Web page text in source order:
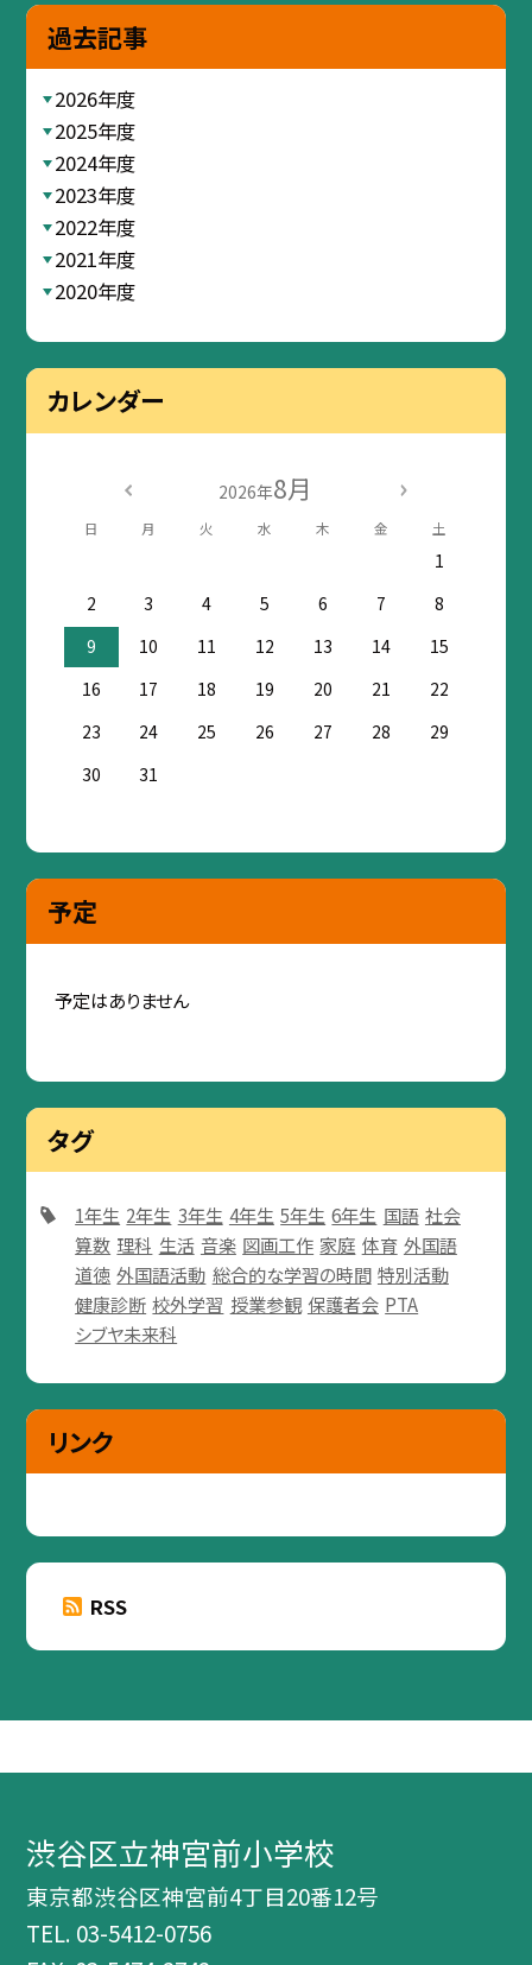
過去記事
2026年度
2025年度
2024年度
2023年度
2022年度
2021年度
2020年度
カレンダー
2026年8月
日 月 火 水 木 金 土
1
2
3 4 5 6 7
8
9
10 11 12 13 14
15
16
17 18 19 20 21
22
23
24 25 26 27 28
29
30
31
予定
予定はありません
タグ
1年生 2年生 3年生 4年生 5年生 6年生 国語 社会
算数 理科 生活 音楽 図画工作 家庭 体育 外国語
道徳 外国語活動 総合的な学習の時間 特別活動
健康診断 校外学習 授業参観 保護者会 PTA
シブヤ未来科
リンク
RSS
渋谷区立神宮前小学校
東京都渋谷区神宮前4丁目20番12号
TEL. 03-5412-0756